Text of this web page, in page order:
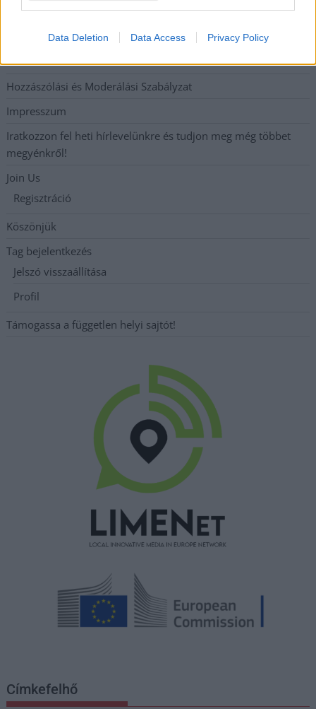
Data Deletion Data Access Privacy Policy
Adatkezelési tájékoztató
Etikai és függetlenségi alapelvek
Hirdetési árak
Hozzászólási és Moderálási Szabályzat
Impresszum
Iratkozzon fel heti hírlevelünkre és tudjon meg még többet
megyénkről!
Join Us
Regisztráció
Köszönjük
Tag bejelentkezés
Jelszó visszaállítása
Profil
Támogassa a független helyi sajtót!
Címkefelhő